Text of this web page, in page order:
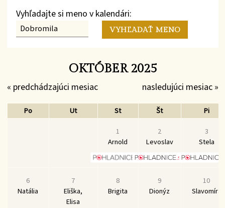
Vyhľadajte si meno v kalendári:
OKTÓBER 2025
« predchádzajúci mesiac nasledujúci mesiac »
Po Ut St Št
Pi
1
Arnold
2
Levoslav
3
Stela
6
Natália
7
Eliška,
Elisa
8
Brigita
9
Dionýz
10
Slavomíra